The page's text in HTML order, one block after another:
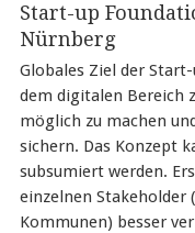
Start-up
Nürnberg
Globales Ziel der
dem digitalen Bereich
möglich zu machen
sichern. Das Konzept
subsumiert werden.
einzelnen Stakeholder
Kommunen) besser